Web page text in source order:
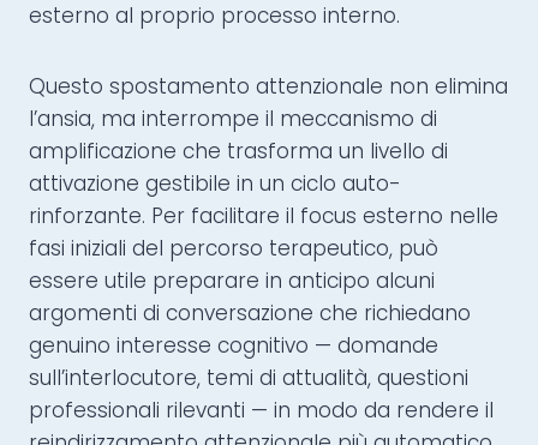
esterno al proprio processo interno.
Questo spostamento attenzionale non elimina
l’ansia, ma interrompe il meccanismo di
amplificazione che trasforma un livello di
attivazione gestibile in un ciclo auto-
rinforzante. Per facilitare il focus esterno nelle
fasi iniziali del percorso terapeutico, può
essere utile preparare in anticipo alcuni
argomenti di conversazione che richiedano
genuino interesse cognitivo — domande
sull’interlocutore, temi di attualità, questioni
professionali rilevanti — in modo da rendere il